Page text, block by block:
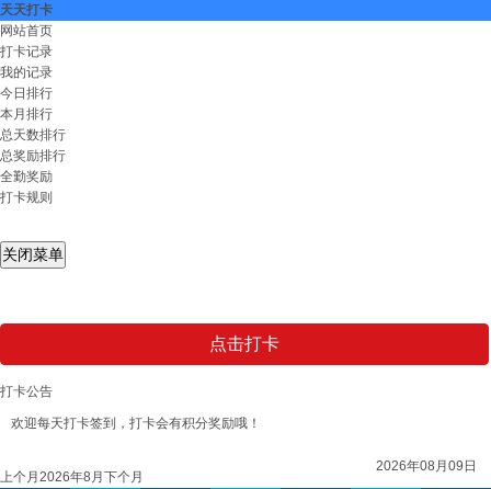
天天打卡
网站首页
打卡记录
我的记录
今日排行
本月排行
总天数排行
总奖励排行
全勤奖励
打卡规则
关闭菜单
点击打卡
打卡公告
欢迎每天打卡签到，打卡会有积分奖励哦！
2026年08月09日
上个月 2026年8月 下个月